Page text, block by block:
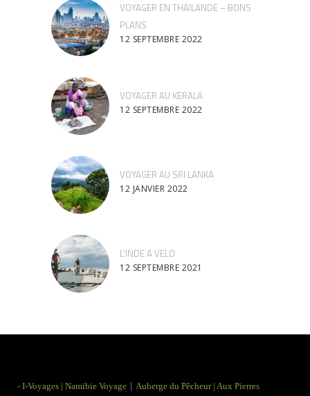
VOYAGER EN THAILANDE – BONS
PLANS
12 SEPTEMBRE 2022
VOYAGER AU KERALA
12 SEPTEMBRE 2022
VOYAGER AU SRI LANKA
12 JANVIER 2022
L’INDE A VELO
12 SEPTEMBRE 2021
- I-Voyages | Namibie Voyage | Auberge du Pêcheur | Aux Pierres